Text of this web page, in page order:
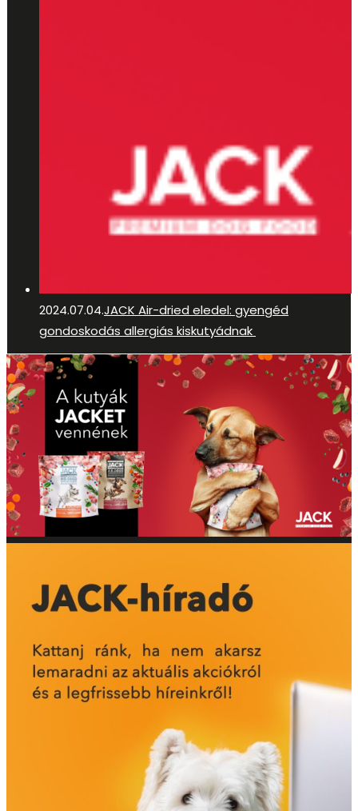
2024.07.04.JACK Air-dried eledel: gyengéd
gondoskodás allergiás kiskutyádnak